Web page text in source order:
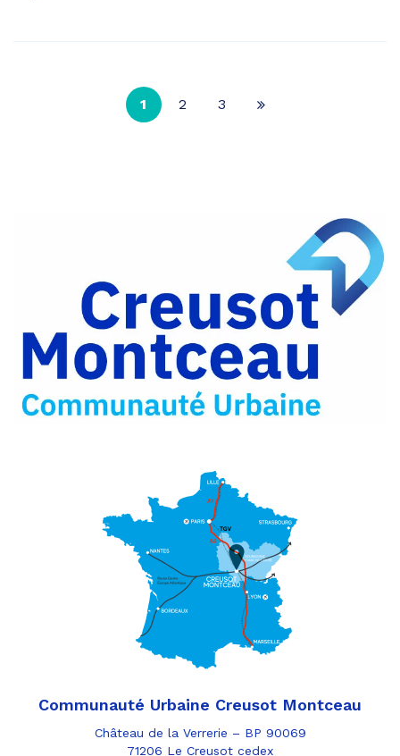
1 2 3
Page
Communauté Urbaine Creusot Montceau
Château de la Verrerie – BP 90069
71206 Le Creusot cedex